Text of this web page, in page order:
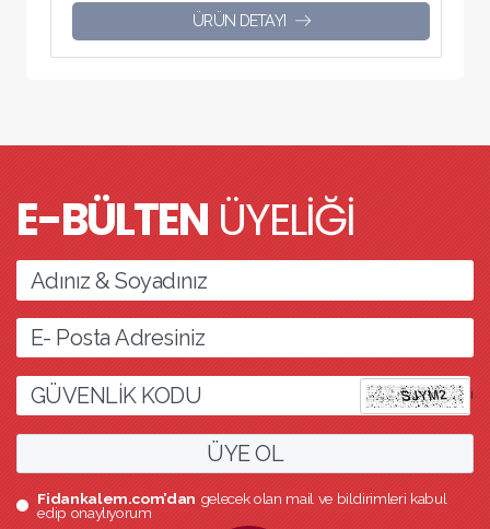
ÜRÜN DETAYI
E-BÜLTENÜYELİĞİ
l
ÜYE OL
Fidankalem.com’dangelecek olan mail ve bildirimleri kabul
edip onaylıyorum